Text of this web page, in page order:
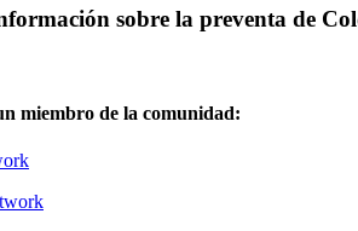
sobre la preventa de
miembro de la comunidad: